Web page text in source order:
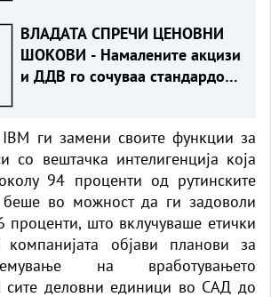
ВЛАДАТА СПРЕЧИ ЦЕНОВНИ
ШОКОВИ - Намалените акцизи
и ДДВ го сочуваа стандардот
ги замени своите функции за
со вештачка интелигенција која
94 проценти од рутинските
во можност да ги задоволи
проценти, што вклучуваше етички
објави планови за
на вработувањето
сите деловни единици во САД до